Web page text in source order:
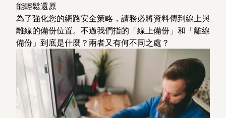
能輕鬆還原
為了強化您的網路安全策略 ，請務必將資料傳到線上與
離線的備份位置。不過我們指的「線上備份」和「離線
備份」到底是什麼？兩者又有何不同之處？